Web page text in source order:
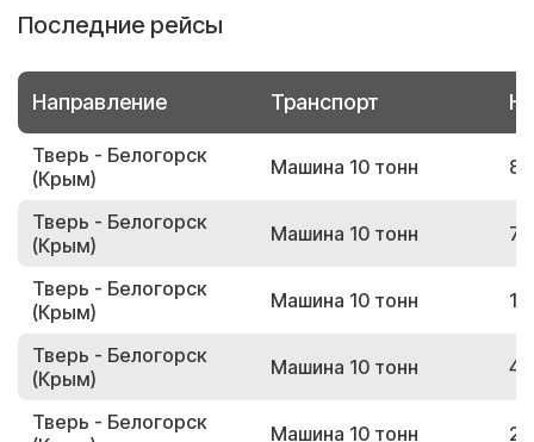
Последние рейсы
Направление Транспорт
Тверь - Белогорск
(Крым)
Машина 10 тонн
Тверь - Белогорск
(Крым)
Машина 10 тонн
Тверь - Белогорск
(Крым)
Машина 10 тонн
Тверь - Белогорск
(Крым)
Машина 10 тонн
Тверь - Белогорск
Машина 10 тонн